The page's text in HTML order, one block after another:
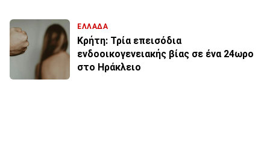
ΕΛΛΑΔΑ
Κρήτη: Τρία επεισόδια
ενδοοικογενειακής βίας σε ένα 24ωρο
στο Ηράκλειο